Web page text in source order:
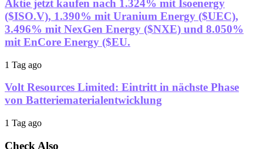
Aktie jetzt kaufen nach 1.324% mit Isoenergy
($ISO.V), 1.390% mit Uranium Energy ($UEC),
3.496% mit NexGen Energy ($NXE) und 8.050%
mit EnCore Energy ($EU.
1 Tag ago
Volt Resources Limited: Eintritt in nächste Phase
von Batteriematerialentwicklung
1 Tag ago
Check Also